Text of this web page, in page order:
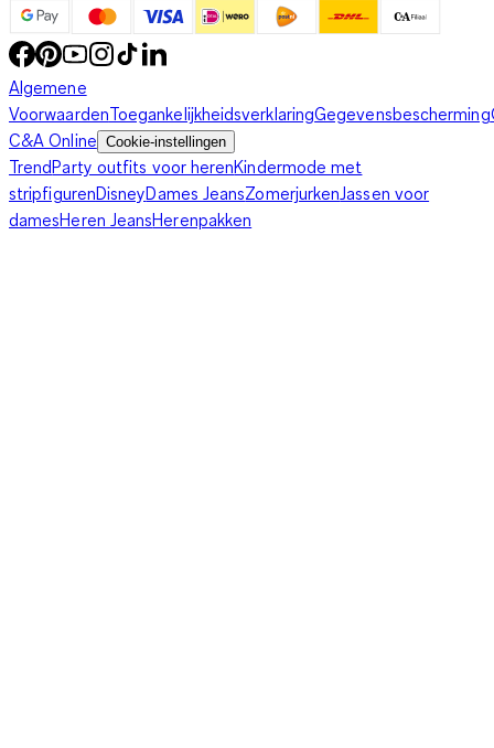
Algemene
VoorwaardenToegankelijkheidsverklaringGegevensbescherming
C&A Online Cookie-instellingen
TrendParty outfits voor herenKindermode met
stripfigurenDisneyDames JeansZomerjurkenJassen voor
damesHeren JeansHerenpakken